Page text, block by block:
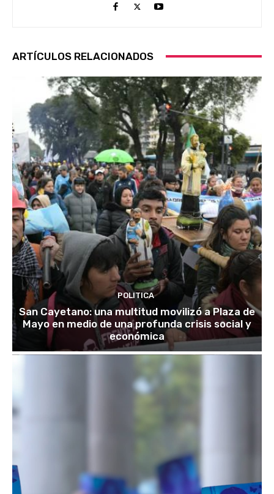
ARTÍCULOS RELACIONADOS
POLITICA
San Cayetano: una multitud movilizó a Plaza de
Mayo en medio de una profunda crisis social y
económica